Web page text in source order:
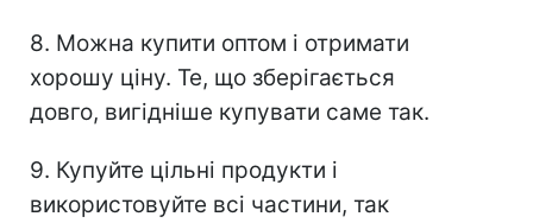
8. Можна купити оптом і отримати
хорошу ціну. Те, що зберігається
довго, вигідніше купувати саме так.
9. Купуйте цільні продукти і
використовуйте всі частини, так